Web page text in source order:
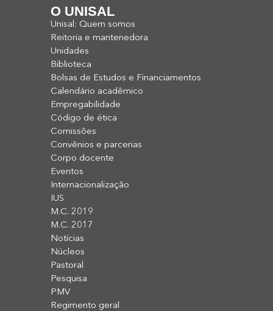
O UNISAL
Unisal: Quem somos
Reitoria e mantenedora
Unidades
Biblioteca
Bolsas de Estudos e Financiamentos
Calendário acadêmico
Empregabilidade
Código de ética
Comissões
Convênios e parcerias
Corpo docente
Eventos
Internacionalização
IUS
M.C. 2019
M.C. 2017
Notícias
Núcleos
Pastoral
Pesquisa
PMV
Regimento geral